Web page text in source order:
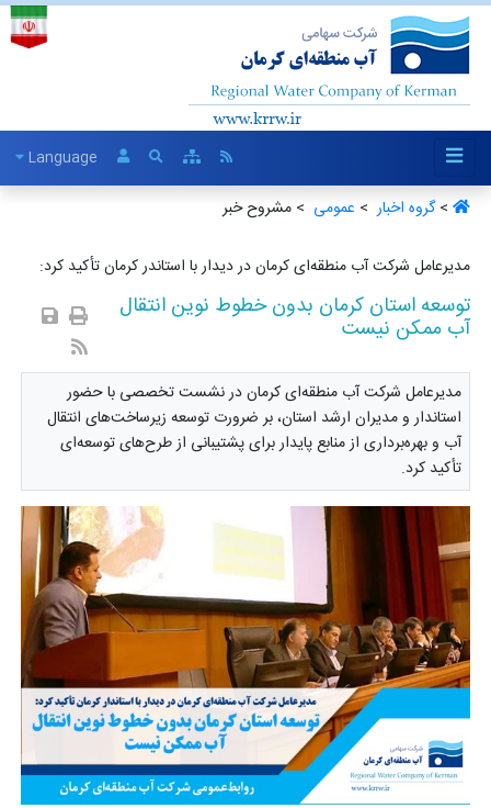
Language
>گروه اخبار ‏ > عمومی ‏ > مشروح خبر
مدیرعامل شرکت آب منطقه‌ای کرمان در دیدار با استاندر کرمان تأکید کرد:
توسعه استان کرمان بدون خطوط نوین انتقال
آب ممکن نیست
مدیرعامل شرکت آب منطقه‌ای کرمان در نشست تخصصی با حضور
استاندار و مدیران ارشد استان، بر ضرورت توسعه زیرساخت‌های انتقال
آب و بهره‌برداری از منابع پایدار برای پشتیبانی از طرح‌های توسعه‌ای
تأکید کرد.